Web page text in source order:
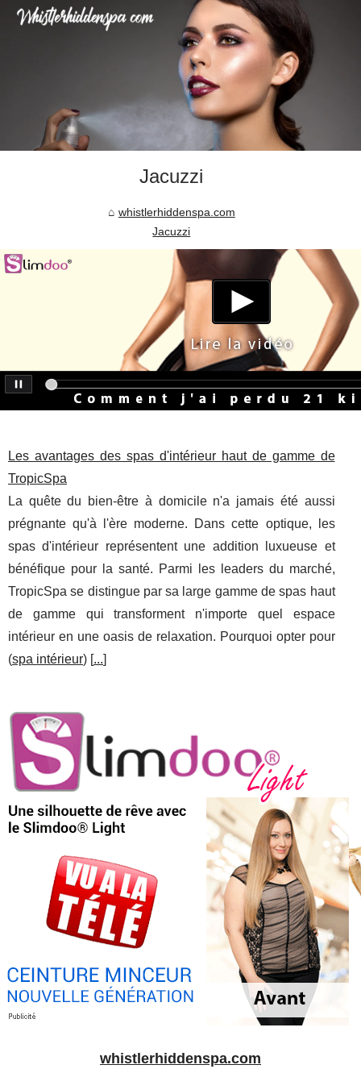
Jacuzzi
whistlerhiddenspa.com
Jacuzzi
Les avantages des spas d'intérieur haut de gamme de
TropicSpa
La quête du bien-être à domicile n'a jamais été aussi
prégnante qu'à l'ère moderne. Dans cette optique, les
spas d'intérieur représentent une addition luxueuse et
bénéfique pour la santé. Parmi les leaders du marché,
TropicSpa se distingue par sa large gamme de spas haut
de gamme qui transforment n'importe quel espace
intérieur en une oasis de relaxation. Pourquoi opter pour
(spa intérieur) [...]
whistlerhiddenspa.com